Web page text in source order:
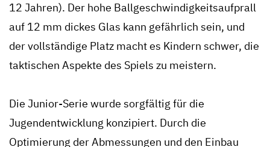
12 Jahren). Der hohe Ballgeschwindigkeitsaufprall
auf 12 mm dickes Glas kann gefährlich sein, und
der vollständige Platz macht es Kindern schwer, die
taktischen Aspekte des Spiels zu meistern.
Die Junior-Serie wurde sorgfältig für die
Jugendentwicklung konzipiert. Durch die
Optimierung der Abmessungen und den Einbau